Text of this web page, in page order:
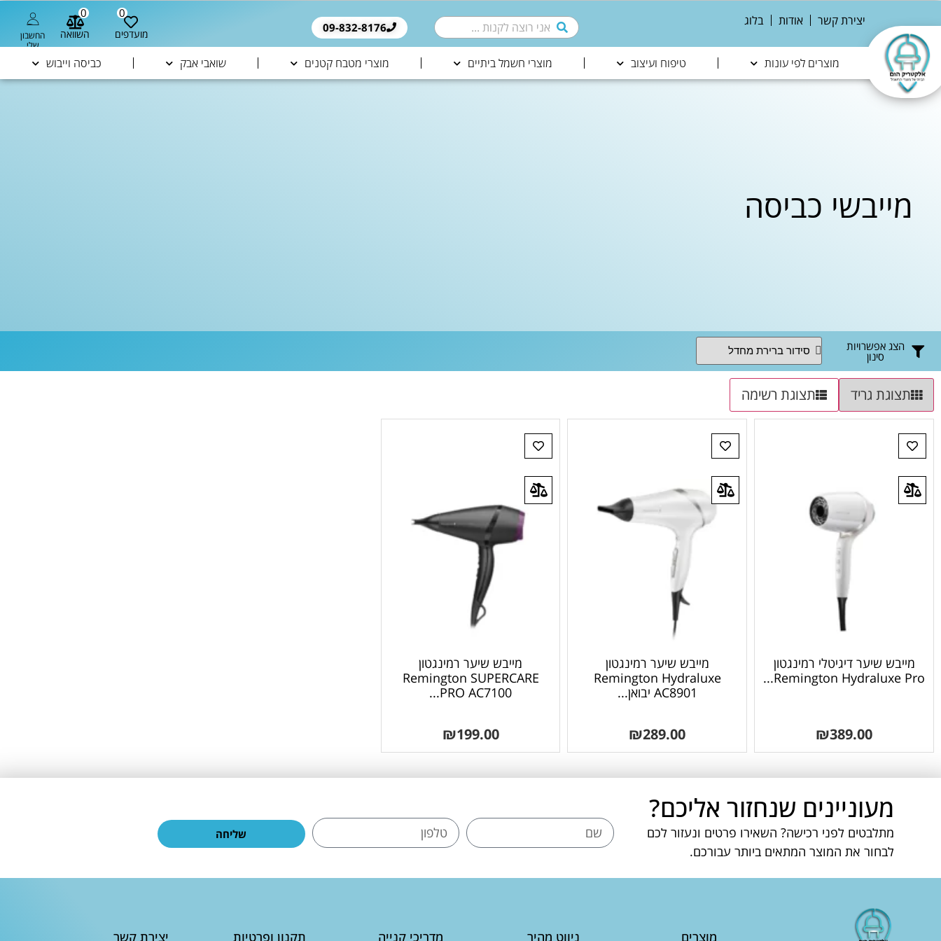
יצירת קשר אודות בלוג 09-832-8176​ מועדפים
0
השוואה
0
החשבון
שלי
מוצרים לפי עונות טיפוח ועיצוב מוצרי חשמל ביתיים מוצרי מטבח קטנים שואבי אבק כביסה וייבוש
מייבשי כביסה
הצג אפשרויות
סינון
תצוגת גריד תצוגת רשימה
מייבש שיער דיגיטלי רמינגטון
Remington Hydraluxe Pro...
₪389.00
מייבש שיער רמינגטון
Remington Hydraluxe
AC8901 יבואן...
₪289.00
מייבש שיער רמינגטון
Remington SUPERCARE
PRO AC7100...
₪199.00
מעוניינים שנחזור אליכם?
מתלבטים לפני רכישה? השאירו פרטים ונעזור לכם
לבחור את המוצר המתאים ביותר עבורכם.
שליחה
מוצרים ניווט מהיר מדריכי קנייה תקנון ופרטיות יצירת קשר